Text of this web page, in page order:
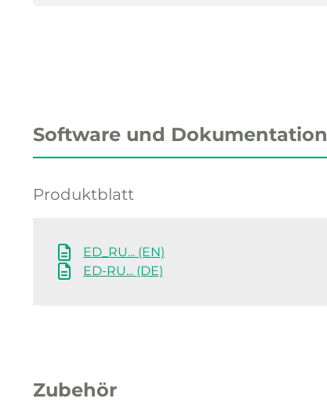
Software und Dokumentation
Produktblatt
ED_RU... (EN)
ED-RU... (DE)
Zubehör